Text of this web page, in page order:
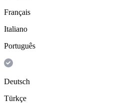
Français
Italiano
Português
Deutsch
Türkçe